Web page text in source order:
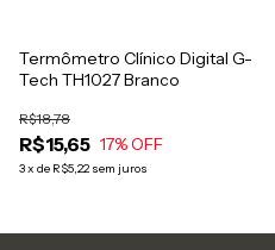
Termômetro Clínico Digital G-
Tech TH1027 Branco
R$15,65
R$18,78
17% OFF
3x de R$5,22 sem juros